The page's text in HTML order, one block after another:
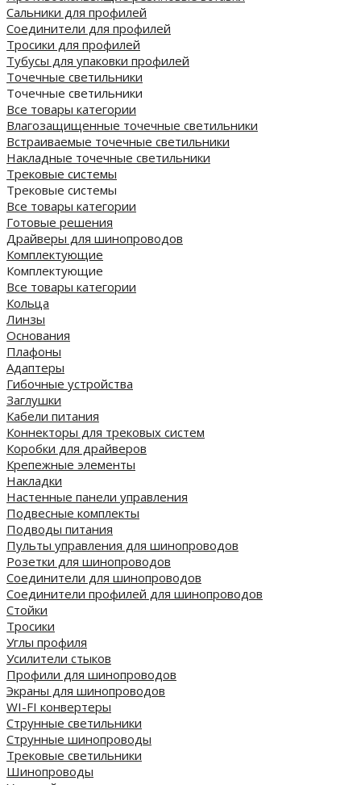
Сальники для профилей
Соединители для профилей
Тросики для профилей
Тубусы для упаковки профилей
Точечные светильники
Точечные светильники
Все товары категории
Влагозащищенные точечные светильники
Встраиваемые точечные светильники
Накладные точечные светильники
Трековые системы
Трековые системы
Все товары категории
Готовые решения
Драйверы для шинопроводов
Комплектующие
Комплектующие
Все товары категории
Кольца
Линзы
Основания
Плафоны
Адаптеры
Гибочные устройства
Заглушки
Кабели питания
Коннекторы для трековых систем
Коробки для драйверов
Крепежные элементы
Накладки
Настенные панели управления
Подвесные комплекты
Подводы питания
Пульты управления для шинопроводов
Розетки для шинопроводов
Соединители для шинопроводов
Соединители профилей для шинопроводов
Стойки
Тросики
Углы профиля
Усилители стыков
Профили для шинопроводов
Экраны для шинопроводов
WI-FI конвертеры
Струнные светильники
Струнные шинопроводы
Трековые светильники
Шинопроводы